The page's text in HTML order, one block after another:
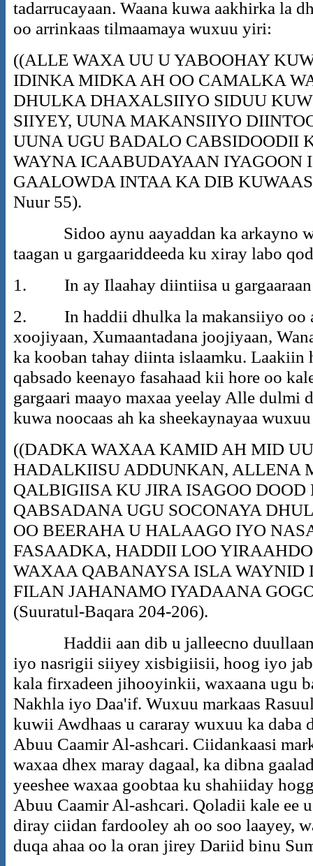
tadarrucayaan. Waana kuwa aakhirka la
oo arrinkaas tilmaamaya wuxuu yiri:
((ALLE WAXA UU U YABOOHAY
IDINKA MIDKA AH OO CAMALKA
DHULKA DHAXALSIIYO SIDUU
SIIYEY, UUNA MAKANSIIYO
UUNA UGU BADALO CABSIDOODII
WAYNA ICAABUDAYAAN IYAGOON
GAALOWDA INTAA KA DIB
Nuur 55).
Sidoo aynu aayaddan ka arkayno
taagan u gargaariddeeda ku xiray labo
1. In ay Ilaahay diintiisa u gargaaraan
2. In haddii dhulka la makansiiyo oo
xoojiyaan, Xumaantadana joojiyaan,
ka kooban tahay diinta islaamku.
qabsado keenayo fasahaad kii hore oo
gargaari maayo maxaa yeelay Alle dulmi
kuwa noocaas ah ka sheekaynayaa
((DADKA WAXAA KAMID AH MID
HADALKIISU ADDUNKAN, ALLENA
QALBIGIISA KU JIRA ISAGOO
QABSADANA UGU SOCONAYA
OO BEERAHA U HALAAGO IYO
FASAADKA, HADDII LOO
WAXAA QABANAYSA ISLA
FILAN JAHANAMO IYADAANA
(Suuratul-Baqara 204-206).
Haddii aan dib u jalleecno
iyo nasrigii siiyey xisbigiisii, hoog iyo
kala firxadeen jihooyinkii, waxaana ugu
Nakhla iyo Daa'if. Wuxuu markaas
kuwii Awdhaas u cararay wuxuu ka daba
Abuu Caamir Al-ashcari. Ciidankaasi
waxaa dhex maray dagaal, ka dibna
yeeshee waxaa goobtaa ku shahiiday
Abuu Caamir Al-ashcari. Qoladii kale ee
diray ciidan fardooley ah oo soo laayey,
duqa ahaa oo la oran jirey Dariid binu